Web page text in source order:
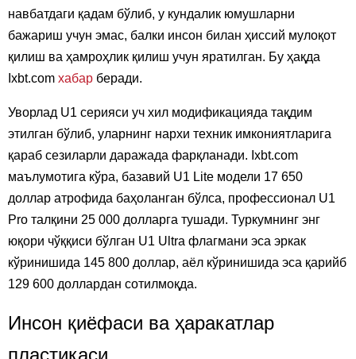
навбатдаги қадам бўлиб, у кундалик юмушларни
бажариш учун эмас, балки инсон билан ҳиссий мулоқот
қилиш ва ҳамроҳлик қилиш учун яратилган. Бу ҳақда
Ixbt.com хабар беради.
Уворлад U1 серияси уч хил модификацияда тақдим
этилган бўлиб, уларнинг нархи техник имкониятларига
қараб сезиларли даражада фарқланади. Ixbt.com
маълумотига кўра, базавий U1 Lite модели 17 650
доллар атрофида баҳоланган бўлса, профессионал U1
Pro талқини 25 000 долларга тушади. Туркумнинг энг
юқори чўққиси бўлган U1 Ultra флагмани эса эркак
кўринишида 145 800 доллар, аёл кўринишида эса қарийб
129 600 доллардан сотилмоқда.
Инсон қиёфаси ва ҳаракатлар
пластикаси